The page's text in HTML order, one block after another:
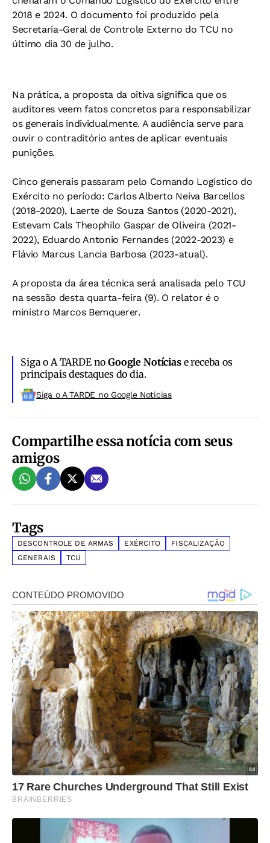
2018 e 2024. O documento foi produzido pela
Secretaria-Geral de Controle Externo do TCU no
último dia 30 de julho.
Na prática, a proposta da oitiva significa que os
auditores veem fatos concretos para responsabilizar
os generais individualmente. A audiência serve para
ouvir o contraditório antes de aplicar eventuais
punições.
Cinco generais passaram pelo Comando Logístico do
Exército no período: Carlos Alberto Neiva Barcellos
(2018-2020), Laerte de Souza Santos (2020-2021),
Estevam Cals Theophilo Gaspar de Oliveira (2021-
2022), Eduardo Antonio Fernandes (2022-2023) e
Flávio Marcus Lancia Barbosa (2023-atual).
A proposta da área técnica será analisada pelo TCU
na sessão desta quarta-feira (9). O relator é o
ministro Marcos Bemquerer.
Siga o A TARDE noGoogle Notíciase receba os
principais destaques do dia.
Siga o A TARDE no Google Noticias
Compartilhe essa notícia com seus
amigos
Tags
DESCONTROLE DE ARMAS EXÉRCITO
FISCALIZAÇÃO
GENERAIS
TCU